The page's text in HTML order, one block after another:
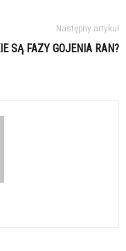
Następny artykuł
SĄ FAZY GOJENIA RAN?